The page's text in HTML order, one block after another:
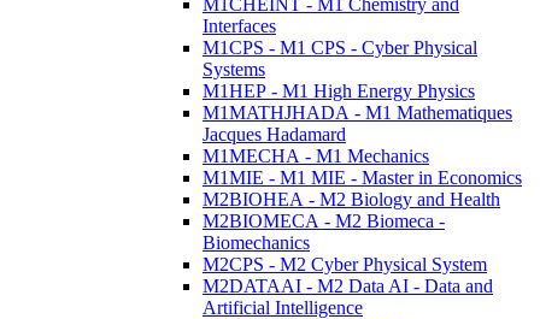
M1CHEINT - M1 Chemistry and
Interfaces
M1CPS - M1 CPS - Cyber Physical
Systems
M1HEP - M1 High Energy Physics
M1MATHJHADA - M1 Mathematiques
Jacques Hadamard
M1MECHA - M1 Mechanics
M1MIE - M1 MIE - Master in Economics
M2BIOHEA - M2 Biology and Health
M2BIOMECA - M2 Biomeca -
Biomechanics
M2CPS - M2 Cyber Physical System
M2DATAAI - M2 Data AI - Data and
Artificial Intelligence